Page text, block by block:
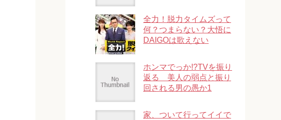
全力！脱力タイムズって
何？つまらない？大悟に
DAIGOは歌えない
ホンマでっか!?TVを振り
返る 美人の弱点と振り
回される男の愚か1
家、ついて行ってイイで